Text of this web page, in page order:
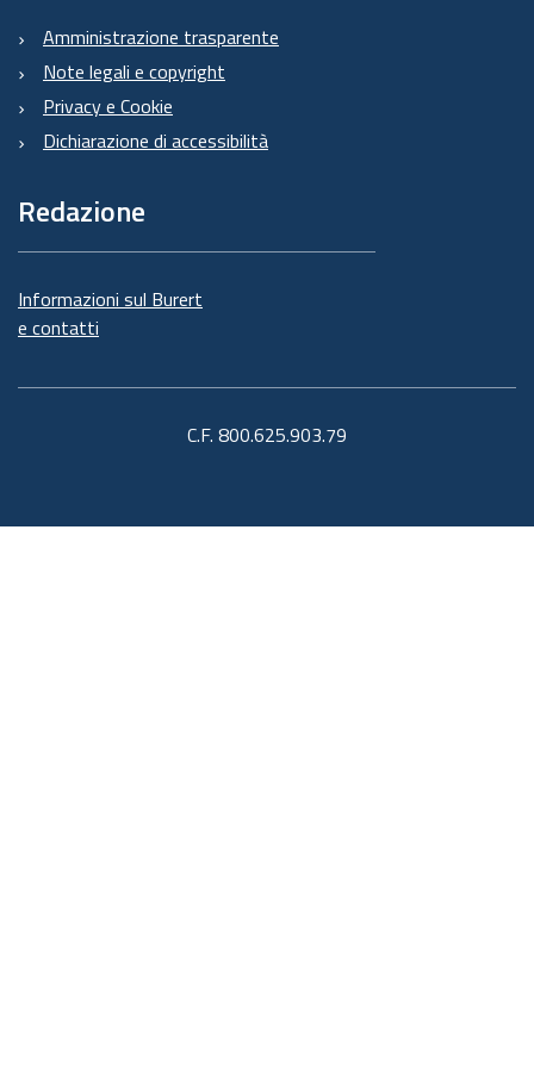
Amministrazione trasparente
Note legali e copyright
Privacy e Cookie
Dichiarazione di accessibilità
Redazione
Informazioni sul Burert
e contatti
C.F. 800.625.903.79